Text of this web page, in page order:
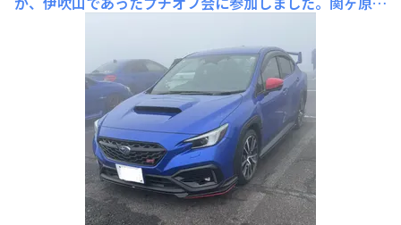
mを越えたくらいから、前方に霧が立ち込め、アイサイト
Xも使用不能になってました😫山頂駐車場に着いたところ
で撮ったのがアイキャッチです。その後、幹事をかってで